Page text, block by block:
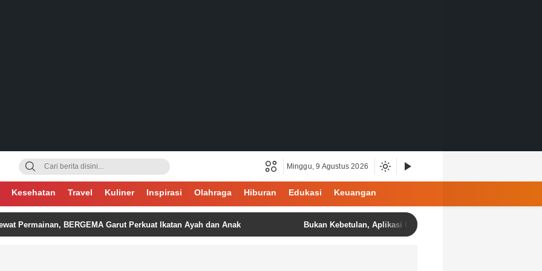
Minggu, 9 Agustus 2026
Kesehatan Travel Kuliner Inspirasi Olahraga Hiburan Edukasi Keuangan
BERGEMA Garut Perkuat Ikatan Ayah dan Anak Bukan Kebetulan, Aplikasi Cek Bansos Membuat Warga Merasa Lebih